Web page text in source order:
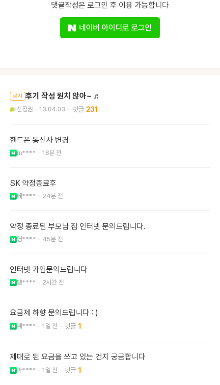
댓글작성은 로그인 후 이용 가능합니다
네이버 아이디로 로그인
공지 후기 작성 원치 않아~ ♬
신정권 13.04.03 231
핸드폰 통신사 변경
m**** 18분 전
SK 약정종료후
베**** 24분 전
약정 종료된 부모님 집 인터넷 문의드립니다.
영**** 45분 전
인터넷 가입문의드립니다
댕**** 2시간 전
요금제 하향 문의드립니다 : )
째**** 1일 전 1
제대로 된 요금을 쓰고 있는 건지 궁금합니다
파**** 1일 전 1